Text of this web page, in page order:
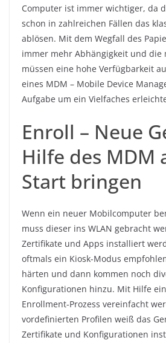
Computer ist immer wichtiger, da
schon in zahlreichen Fällen das
ablösen. Mit dem Wegfall des
immer mehr Abhängigkeit und die
müssen eine hohe Verfügbarkeit
eines MDM – Mobile Device
Aufgabe um ein Vielfaches
Enroll – Neue
Hilfe des MDM
Start bringen
Wenn ein neuer Mobilcomputer
muss dieser ins WLAN gebracht
Zertifikate und Apps installiert
oftmals ein Kiosk-Modus
härten und dann kommen noch
Konfigurationen hinzu. Mit Hilfe
Enrollment-Prozess vereinfacht
vordefinierten Profilen weiß das
Zertifikate und Konfigurationen